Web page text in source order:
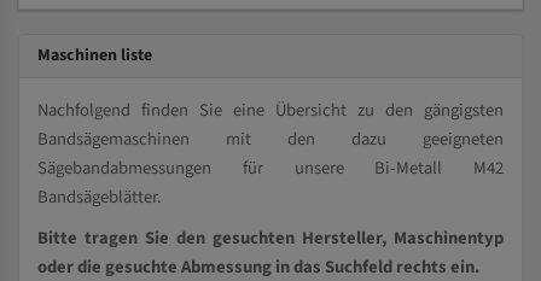
Maschinen liste
Nachfolgend finden Sie eine Übersicht zu den gängigsten
Bandsägemaschinen mit den dazu geeigneten
Sägebandabmessungen für unsere Bi-Metall M42
Bandsägeblätter.
Bitte tragen Sie den gesuchten Hersteller, Maschinentyp
oder die gesuchte Abmessung in das Suchfeld rechts ein.